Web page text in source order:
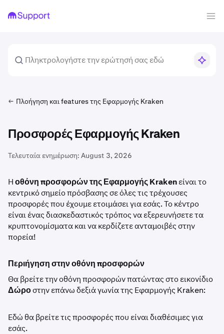
Πλοήγηση και features της Εφαρμογής Kraken
Προσφορές Εφαρμογής Kraken
Τελευταία ενημέρωση: August 3, 2026
Ηοθόνη προσφορών της Εφαρμογής Krakenείναι το
κεντρικό σημείο πρόσβασης σε όλες τις τρέχουσες
προσφορές που έχουμε ετοιμάσει για εσάς. Το κέντρο
είναι ένας διασκεδαστικός τρόπος να εξερευνήσετε τα
κρυπτονομίσματα και να κερδίζετε ανταμοιβές στην
πορεία!
Περιήγηση στην οθόνη προσφορών
Θα βρείτε την οθόνη προσφορών πατώντας στο εικονίδιο
Δώροστην επάνω δεξιά γωνία της Εφαρμογής Kraken:
Εδώ θα βρείτε τις προσφορές που είναι διαθέσιμες για
εσάς.